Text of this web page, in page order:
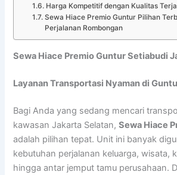
Harga Kompetitif dengan Kualitas
Sewa Hiace Premio Guntur Pilihan
Perjalanan Rombongan
Sewa Hiace Premio Guntur Setiabudi
Layanan Transportasi Nyaman di
Bagi Anda yang sedang mencari
kawasan Jakarta Selatan,Sewa Hiace
adalah pilihan tepat. Unit ini banyak
kebutuhan perjalanan keluarga, wisata,
hingga antar jemput tamu perusahaan.